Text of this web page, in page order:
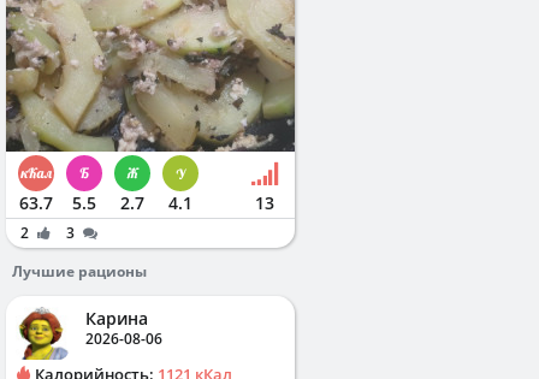
63.7 5.5 2.7 4.1 13
2
3
Лучшие рационы
Карина
2026-08-06
Калорийность: 1121 кКал